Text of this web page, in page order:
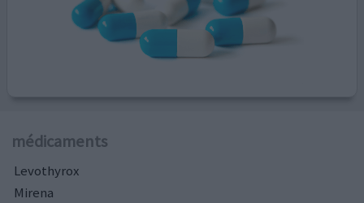
médicaments
Levothyrox
Mirena